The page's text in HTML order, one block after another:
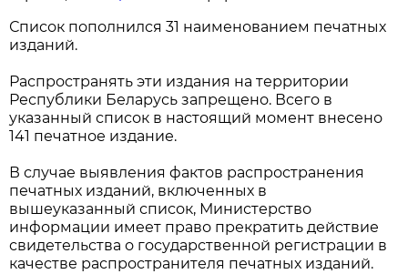
Список пополнился 31 наименованием печатных
изданий.
Распространять эти издания на территории
Республики Беларусь запрещено. Всего в
указанный список в настоящий момент внесено
141 печатное издание.
В случае выявления фактов распространения
печатных изданий, включенных в
вышеуказанный список, Министерство
информации имеет право прекратить действие
свидетельства о государственной регистрации в
качестве распространителя печатных изданий.